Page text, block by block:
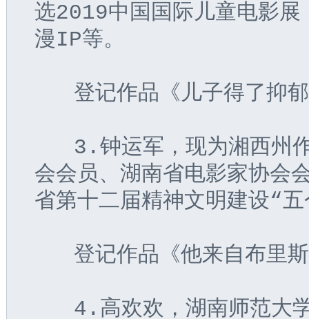
选2019中国国际儿童电影
漫IP等。
登记作品《儿子得了抑
3.钟运军，现为湘西州作
会会员、湖南省电影家协会
省第十二届精神文明建设“
登记作品《他来自布里斯
4.高欢欢，湖南师范大学